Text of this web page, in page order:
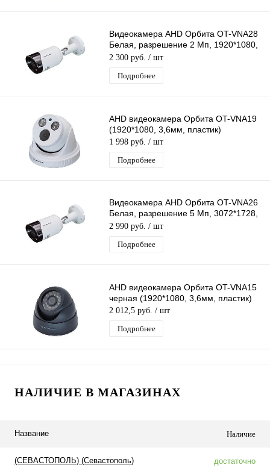
Видеокамера AHD Орбита OT-VNA28
Белая, разрешение 2 Mп, 1920*1080,
объектив 3,6мм, ИК подсветка
2 300 руб. / шт
Подробнее
AHD видеокамера Орбита OT-VNA19
(1920*1080, 3,6мм, пластик)
1 998 руб. / шт
Подробнее
Видеокамера AHD Орбита OT-VNA26
Белая, разрешение 5 Mп, 3072*1728,
объектив 3,6мм, ИК подсветка
2 990 руб. / шт
Подробнее
AHD видеокамера Орбита OT-VNA15
черная (1920*1080, 3,6мм, пластик)
2 012,5 руб. / шт
Подробнее
НАЛИЧИЕ В МАГАЗИНАХ
Название Наличие
(СЕВАСТОПОЛЬ) (Севастополь) достаточно